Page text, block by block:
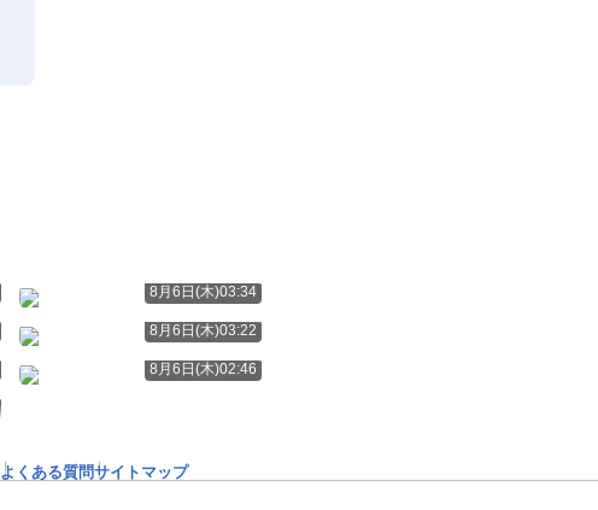
8月6日(木)03:34
8月6日(木)03:22
8月6日(木)02:46
よくある質問サイトマップ